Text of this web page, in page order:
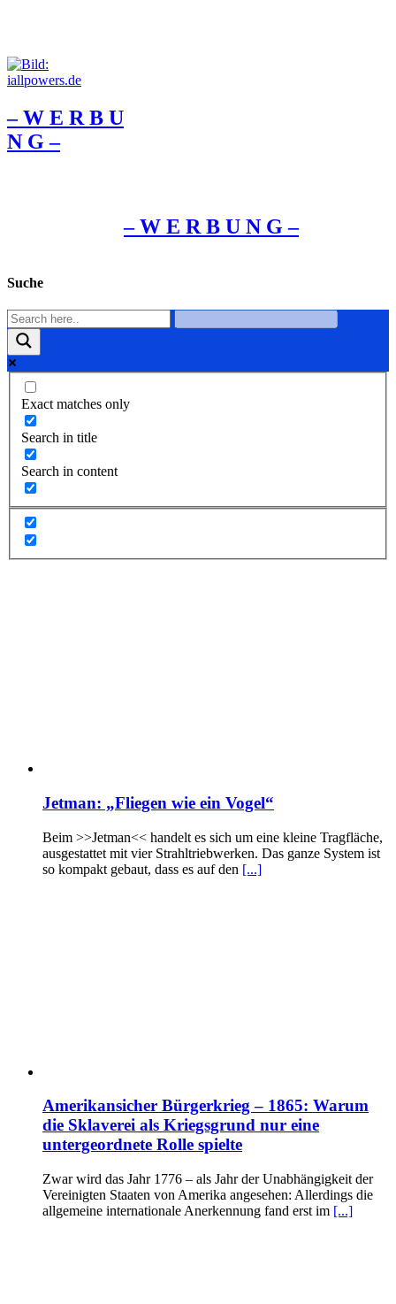
– W Ε R Β U
Ν G –
– W Ε R Β U Ν G –
Suche
Exact matches only
Search in title
Search in content
Jetman: „Fliegen wie ein Vogel“
Beim >>Jetman<< handelt es sich um eine kleine Tragfläche,
ausgestattet mit vier Strahltriebwerken. Das ganze System ist
so kompakt gebaut, dass es auf den [...]
Amerikansicher Bürgerkrieg – 1865: Warum
die Sklaverei als Kriegsgrund nur eine
untergeordnete Rolle spielte
Zwar wird das Jahr 1776 – als Jahr der Unabhängigkeit der
Vereinigten Staaten von Amerika angesehen: Allerdings die
allgemeine internationale Anerkennung fand erst im [...]